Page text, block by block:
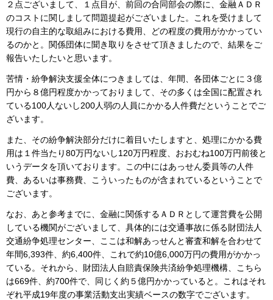
２点ございまして、１点目が、前回の合同部会の際に、金融ＡＤＲ
のコストに関しまして問題提起がございました。これを受けまして
現行の自主的な取組みにおける費用、どの程度の費用がかかってい
るのかと。関係団体に聞き取りをさせて頂きましたので、結果をご
報告いたしたいと思います。
苦情・紛争解決支援全体につきましては、年間、各団体ごとに３億
円から８億円程度かかっておりまして、その多くは全国に配置され
ている100人ないし200人弱の人員にかかる人件費だということでご
ざいます。
また、その紛争解決部分だけに着目いたしますと、処理にかかる費
用は１件当たり80万円ないし120万円程度、おおむね100万円前後と
いうデータを頂いております。この中にはあっせん委員等の人件
費、あるいは事務費、こういったものが含まれているということで
ございます。
なお、あと参考までに、金融に関係するＡＤＲとして運営費を公開
している機関がございまして、具体的には交通事故に係る財団法人
交通紛争処理センター、ここは和解あっせんと審査和解を合わせて
年間6,393件、約6,400件、これで約10億6,000万円の費用がかかっ
ている。それから、財団法人自賠責保険共済紛争処理機構、こちら
は669件、約700件で、同じく約５億円かかっていると。これはそれ
ぞれ平成19年度の事業活動支出実績ベースの数字でございます。